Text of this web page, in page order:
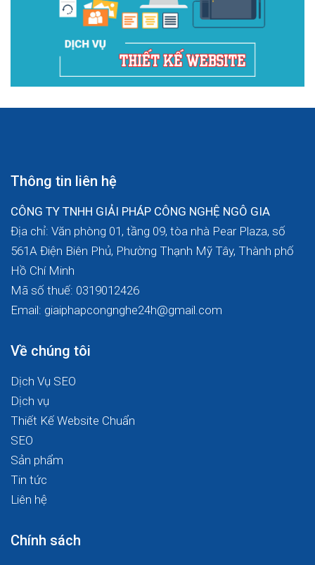
Thông tin liên hệ
CÔNG TY TNHH GIẢI PHÁP CÔNG NGHỆ NGÔ GIA
Địa chỉ: Văn phòng 01, tầng 09, tòa nhà Pear Plaza, số
561A Điện Biên Phủ, Phường Thạnh Mỹ Tây, Thành phố
Hồ Chí Minh
Mã số thuế: 0319012426
Email: giaiphapcongnghe24h@gmail.com
Về chúng tôi
Dịch Vụ SEO
Dịch vụ
Thiết Kế Website Chuẩn
SEO
Sản phẩm
Tin tức
Liên hệ
Chính sách